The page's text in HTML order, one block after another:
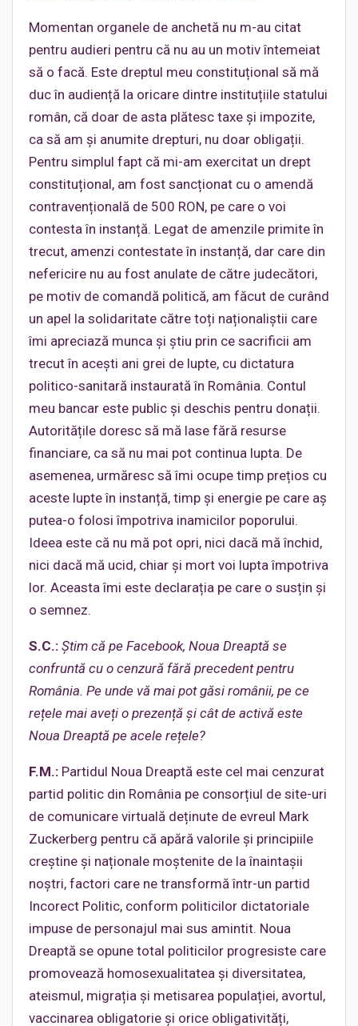
Momentan organele de anchetă nu m-au citat
pentru audieri pentru că nu au un motiv întemeiat
să o facă. Este dreptul meu constituțional să mă
duc în audiență la oricare dintre instituțiile statului
român, că doar de asta plătesc taxe și impozite,
ca să am și anumite drepturi, nu doar obligații.
Pentru simplul fapt că mi-am exercitat un drept
constituțional, am fost sancționat cu o amendă
contravențională de 500 RON, pe care o voi
contesta în instanță. Legat de amenzile primite în
trecut, amenzi contestate în instanță, dar care din
nefericire nu au fost anulate de către judecători,
pe motiv de comandă politică, am făcut de curând
un apel la solidaritate către toți naționaliștii care
îmi apreciază munca și știu prin ce sacrificii am
trecut în acești ani grei de lupte, cu dictatura
politico-sanitară instaurată în România. Contul
meu bancar este public și deschis pentru donații.
Autoritățile doresc să mă lase fără resurse
financiare, ca să nu mai pot continua lupta. De
asemenea, urmăresc să îmi ocupe timp prețios cu
aceste lupte în instanță, timp și energie pe care aș
putea-o folosi împotriva inamicilor poporului.
Ideea este că nu mă pot opri, nici dacă mă închid,
nici dacă mă ucid, chiar și mort voi lupta împotriva
lor. Aceasta îmi este declarația pe care o susțin și
o semnez.
S.C.: Știm că pe Facebook, Noua Dreaptă se
confruntă cu o cenzură fără precedent pentru
România. Pe unde vă mai pot găsi românii, pe ce
rețele mai aveți o prezență și cât de activă este
Noua Dreaptă pe acele rețele?
F.M.: Partidul Noua Dreaptă este cel mai cenzurat
partid politic din România pe consorțiul de site-uri
de comunicare virtuală deținute de evreul Mark
Zuckerberg pentru că apără valorile și principiile
creștine și naționale moștenite de la înaintașii
noștri, factori care ne transformă într-un partid
Incorect Politic, conform politicilor dictatoriale
impuse de personajul mai sus amintit. Noua
Dreaptă se opune total politicilor progresiste care
promovează homosexualitatea și diversitatea,
ateismul, migrația și metisarea populației, avortul,
vaccinarea obligatorie și orice obligativități,